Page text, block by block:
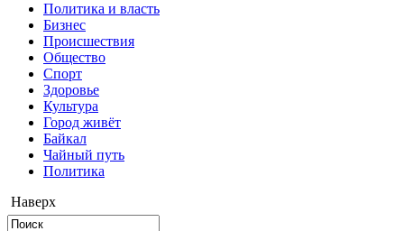
Политика и власть
Бизнес
Происшествия
Общество
Cпорт
Здоровье
Культура
Город живёт
Байкал
Чайный путь
Политика
Наверх